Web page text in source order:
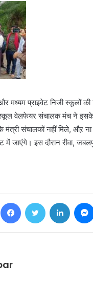
मध्यम प्राइवेट निजी स्कूलों
वेलफेयर संचालक मंच ने इसके
मंत्री संचालकों नहीं मिले, औऱ
जाएंगे। इस दौरान रीवा,
FacebookTwitter LinkedIn